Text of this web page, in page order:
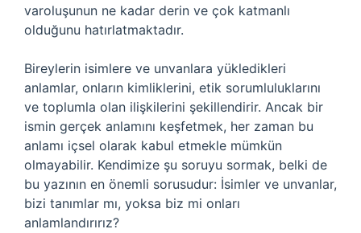
varoluşunun ne kadar derin ve çok katmanlı
olduğunu hatırlatmaktadır.
Bireylerin isimlere ve unvanlara yükledikleri
anlamlar, onların kimliklerini, etik sorumluluklarını
ve toplumla olan ilişkilerini şekillendirir. Ancak bir
ismin gerçek anlamını keşfetmek, her zaman bu
anlamı içsel olarak kabul etmekle mümkün
olmayabilir. Kendimize şu soruyu sormak, belki de
bu yazının en önemli sorusudur: İsimler ve unvanlar,
bizi tanımlar mı, yoksa biz mi onları
anlamlandırırız?